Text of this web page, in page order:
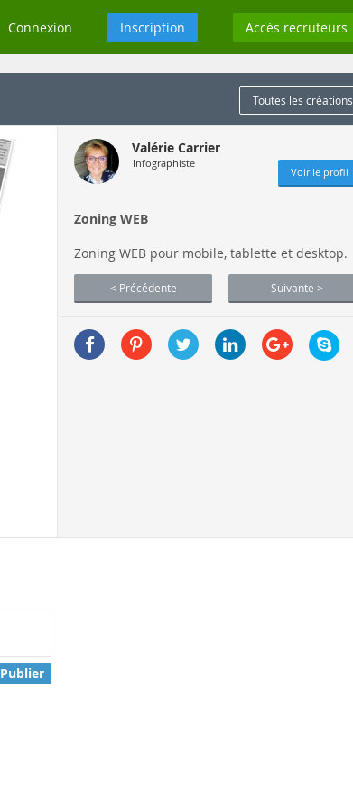
Connexion Inscription Accès recruteurs
Toutes les créations
Valérie Carrier
Infographiste
Voir le profil
Zoning WEB
Zoning WEB pour mobile, tablette et desktop.
< Précédente Suivante >
Publier